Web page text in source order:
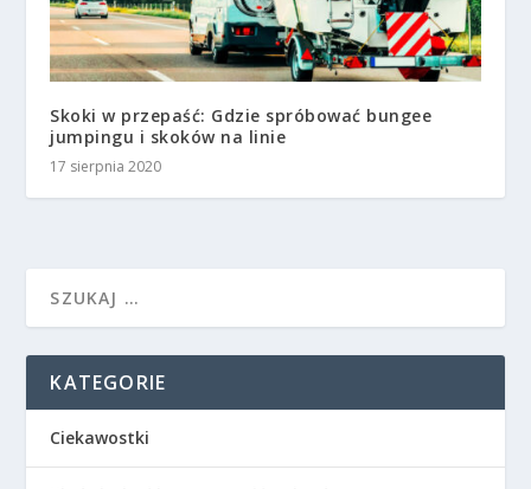
Skoki w przepaść: Gdzie spróbować bungee
jumpingu i skoków na linie
17 sierpnia 2020
KATEGORIE
Ciekawostki